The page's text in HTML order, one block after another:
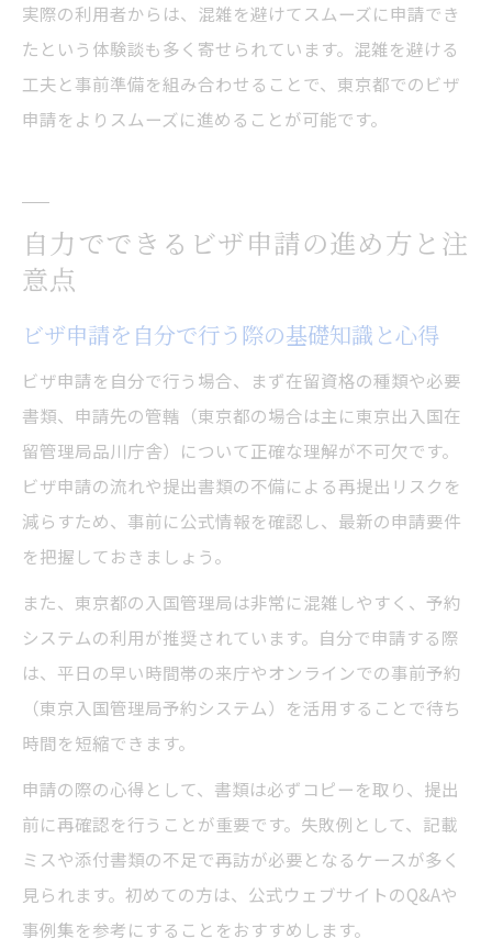
実際の利用者からは、混雑を避けてスムーズに申請でき
たという体験談も多く寄せられています。混雑を避ける
工夫と事前準備を組み合わせることで、東京都でのビザ
申請をよりスムーズに進めることが可能です。
自力でできるビザ申請の進め方と注
意点
ビザ申請を自分で行う際の基礎知識と心得
ビザ申請を自分で行う場合、まず在留資格の種類や必要
書類、申請先の管轄（東京都の場合は主に東京出入国在
留管理局品川庁舎）について正確な理解が不可欠です。
ビザ申請の流れや提出書類の不備による再提出リスクを
減らすため、事前に公式情報を確認し、最新の申請要件
を把握しておきましょう。
また、東京都の入国管理局は非常に混雑しやすく、予約
システムの利用が推奨されています。自分で申請する際
は、平日の早い時間帯の来庁やオンラインでの事前予約
（東京入国管理局予約システム）を活用することで待ち
時間を短縮できます。
申請の際の心得として、書類は必ずコピーを取り、提出
前に再確認を行うことが重要です。失敗例として、記載
ミスや添付書類の不足で再訪が必要となるケースが多く
見られます。初めての方は、公式ウェブサイトのQ&Aや
事例集を参考にすることをおすすめします。